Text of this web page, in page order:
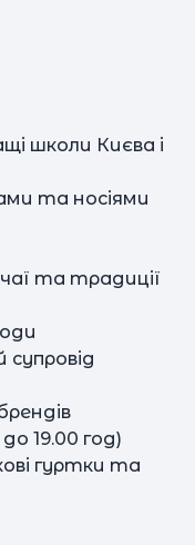
школи Києва і
та носіями
та традиції
супровід
19.00 год)
гуртки та